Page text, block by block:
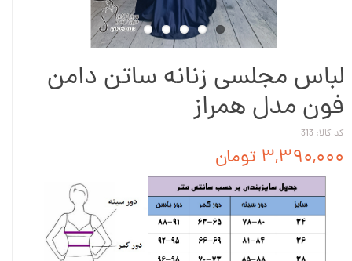
لباس مجلسی زنانه ساتن دامن
فون مدل همراز
کد کالا: 313
۳,۳۹۰,۰۰۰ تومان